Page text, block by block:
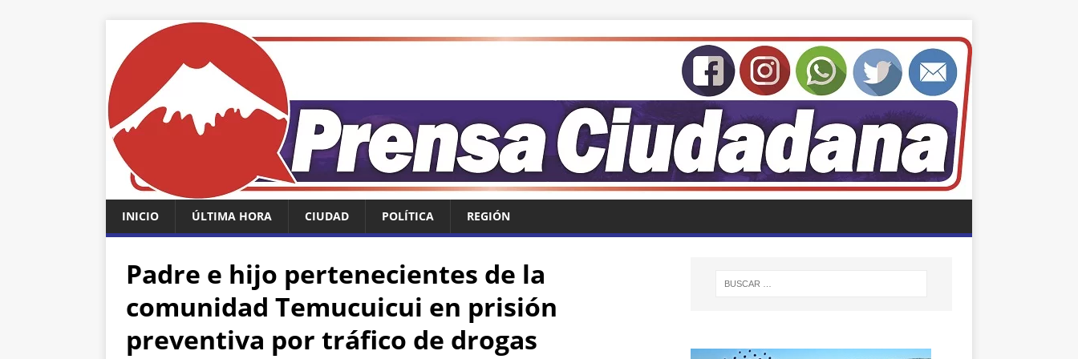
INICIO ÚLTIMA HORA CIUDAD POLÍTICA REGIÓN
Padre e hijo pertenecientes de la
comunidad Temucuicui en prisión
preventiva por tráfico de drogas